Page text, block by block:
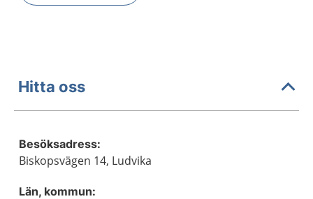
Hitta oss
Besöksadress:
Biskopsvägen 14, Ludvika
Län, kommun: